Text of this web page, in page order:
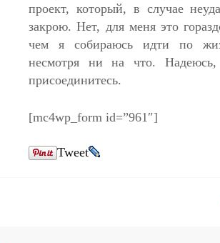
проект, который, в случае
закрою. Нет, для меня это
чем я собираюсь идти по
несмотря ни на что.
присоединитесь.
[mc4wp_form id=”961″]
Tweet